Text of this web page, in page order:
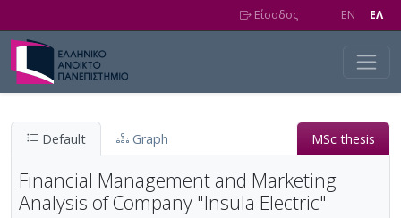
Είσοδος EN EΛ
Default Graph MSc thesis
Financial Management and Marketing
Analysis of Company "Insula Electric"